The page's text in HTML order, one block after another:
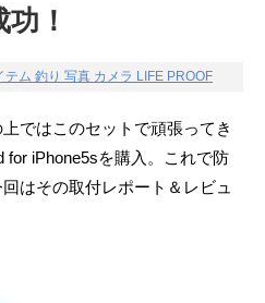
！
テム 釣り 写真 カメラ LIFE PROOF
ではこのセットで頑張ってき
for iPhone5sを購入。これで防
はその取付レポート＆レビュ